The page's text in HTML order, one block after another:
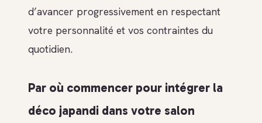
d’avancer progressivement en respectant
votre personnalité et vos contraintes du
quotidien.
Par où commencer pour intégrer la
déco japandi dans votre salon